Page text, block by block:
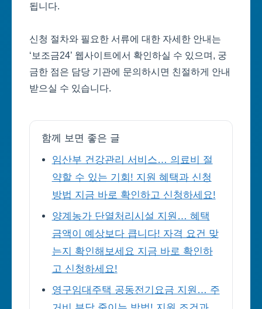
됩니다.
신청 절차와 필요한 서류에 대한 자세한 안내는
‘보조금24’ 웹사이트에서 확인하실 수 있으며, 궁
금한 점은 담당 기관에 문의하시면 친절하게 안내
받으실 수 있습니다.
함께 보면 좋은 글
임산부 건강관리 서비스… 의료비 절
약할 수 있는 기회! 지원 혜택과 신청
방법 지금 바로 확인하고 신청하세요!
양계농가 단열처리시설 지원… 혜택
금액이 예상보다 큽니다! 자격 요건 맞
는지 확인해보세요 지금 바로 확인하
고 신청하세요!
영구임대주택 공동전기요금 지원… 주